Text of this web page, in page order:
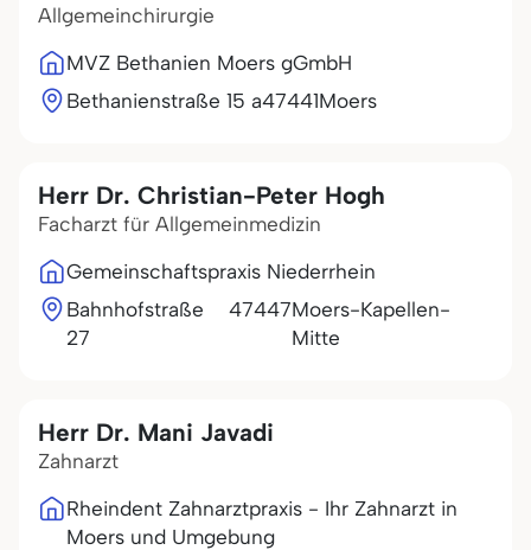
Allgemeinchirurgie
MVZ Bethanien Moers gGmbH
Bethanienstraße 15 a47441Moers
Herr Dr. Christian-Peter Hogh
Facharzt für Allgemeinmedizin
Gemeinschaftspraxis Niederrhein
Bahnhofstraße
27
47447Moers-Kapellen-
Mitte
Herr Dr. Mani Javadi
Zahnarzt
Rheindent Zahnarztpraxis - Ihr Zahnarzt in
Moers und Umgebung